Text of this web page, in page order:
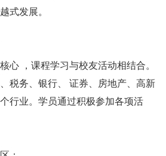
式发展。
心 ，课程学习与校友活动相结合。
税务、银行、 证券、房地产、高新
行业。学员通过积极参加各项活